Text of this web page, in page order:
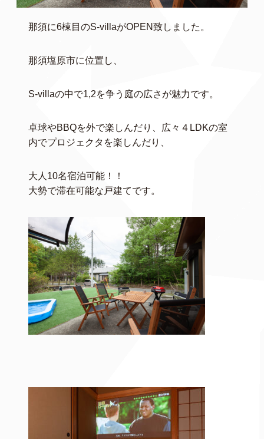
那須に6棟目のS-villaがOPEN致しました。
那須塩原市に位置し、
S-villaの中で1,2を争う庭の広さが魅力です。
卓球やBBQを外で楽しんだり、広々４LDKの室
内でプロジェクタを楽しんだり、
大人10名宿泊可能！！
大勢で滞在可能な戸建てです。